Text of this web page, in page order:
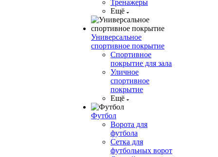
Тренажеры
Ещё
Универсальное
спортивное покрытие
Спортивное
покрытие для зала
Уличное
спортивное
покрытие
Ещё
Футбол
Ворота для
футбола
Сетка для
футбольных ворот